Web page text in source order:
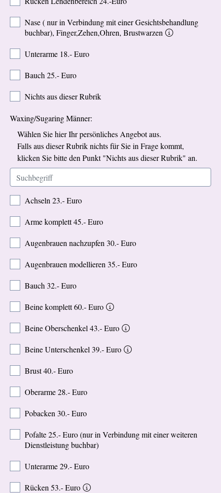
Nase ( nur in Verbindung mit einer Gesichtsbehandlung
buchbar), Finger,Zehen,Ohren, Brustwarzen
Unterarme 18.- Euro
Bauch 25.- Euro
Nichts aus dieser Rubrik
Waxing/Sugaring Männer:
Wählen Sie hier Ihr persönliches Angebot aus.
Falls aus dieser Rubrik nichts für Sie in Frage kommt,
klicken Sie bitte den Punkt "Nichts aus dieser Rubrik" an.
Achseln 23.- Euro
Arme komplett 45.- Euro
Augenbrauen nachzupfen 30.- Euro
Augenbrauen modellieren 35.- Euro
Bauch 32.- Euro
Beine komplett 60.- Euro
Beine Oberschenkel 43.- Euro
Beine Unterschenkel 39.- Euro
Brust 40.- Euro
Oberarme 28.- Euro
Pobacken 30.- Euro
Pofalte 25.- Euro (nur in Verbindung mit einer weiteren
Dienstleistung buchbar)
Unterarme 29.- Euro
Rücken 53.- Euro